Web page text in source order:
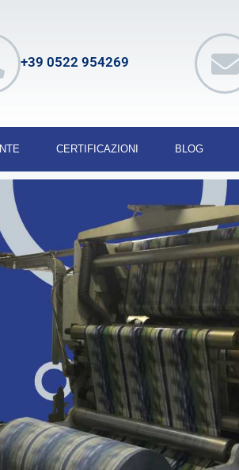
+39 0522 954269
CERTIFICAZIONI BLOG